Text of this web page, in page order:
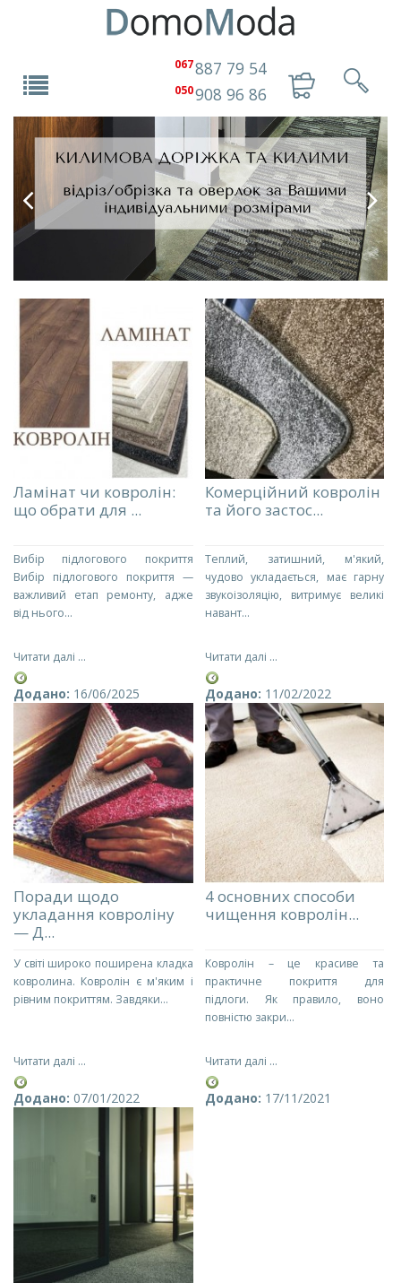
067887 79 54
050908 96 86
Ламінат чи ковролін:
що обрати для ...
Вибір підлогового покриття
Вибір підлогового покриття —
важливий етап ремонту, адже
від нього...
Читати далі ...
Додано: 16/06/2025
Комерційний ковролін
та його застос...
Теплий, затишний, м'який,
чудово укладається, має гарну
звукоізоляцію, витримує великі
навант...
Читати далі ...
Додано: 11/02/2022
Поради щодо
укладання ковроліну
— Д...
У світі широко поширена кладка
ковролина. Ковролін є м'яким і
рівним покриттям. Завдяки...
Читати далі ...
Додано: 07/01/2022
4 основних способи
чищення ковролін...
Ковролін – це красиве та
практичне покриття для
підлоги. Як правило, воно
повністю закри...
Читати далі ...
Додано: 17/11/2021